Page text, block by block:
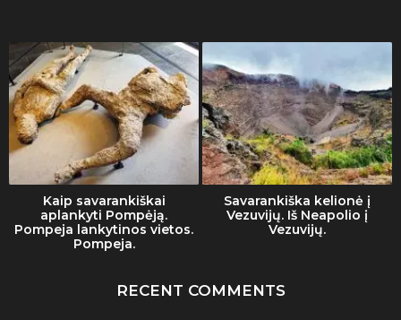
Kaip savarankiškai
aplankyti Pompėją.
Pompeja lankytinos vietos.
Pompeja.
Savarankiška kelionė į
Vezuvijų. Iš Neapolio į
Vezuvijų.
RECENT COMMENTS